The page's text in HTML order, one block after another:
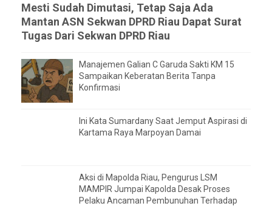
Mesti Sudah Dimutasi, Tetap Saja Ada
Mantan ASN Sekwan DPRD Riau Dapat Surat
Tugas Dari Sekwan DPRD Riau
Manajemen Galian C Garuda Sakti KM 15
Sampaikan Keberatan Berita Tanpa
Konfirmasi
Ini Kata Sumardany Saat Jemput Aspirasi di
Kartama Raya Marpoyan Damai
Aksi di Mapolda Riau, Pengurus LSM
MAMPIR Jumpai Kapolda Desak Proses
Pelaku Ancaman Pembunuhan Terhadap